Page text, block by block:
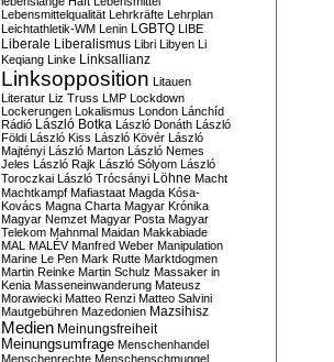
Lebensmittelqualität Lehrkräfte Lehrplan
Leichtathletik-WM Lenin LGBTQ LIBE
Liberale Liberalismus Libri Libyen Li
Keqiang Linke Linksallianz
Linksopposition Litauen
Literatur Liz Truss LMP Lockdown
Lockerungen Lokalismus London Lánchíd
Rádió
László Botka László Donáth László
Földi László Kiss László Kövér László
Majtényi László Marton László Nemes
Jeles László Rajk László Sólyom László
Toroczkai László Trócsányi Löhne Macht
Machtkampf Mafiastaat Magda Kósa-
Kovács Magna Charta Magyar Krónika
Magyar Nemzet Magyar Posta Magyar
Telekom Mahnmal Maidan Makkabiade
MAL MALÉV Manfred Weber Manipulation
Marine Le Pen Mark Rutte Marktdogmen
Martin Reinke Martin Schulz Massaker in
Kenia Masseneinwanderung Mateusz
Morawiecki Matteo Renzi Matteo Salvini
Mautgebühren Mazedonien Mazsihisz
Medien Meinungsfreiheit
Meinungsumfrage Menschenhandel
Menschenrechte Menschenschmuggel